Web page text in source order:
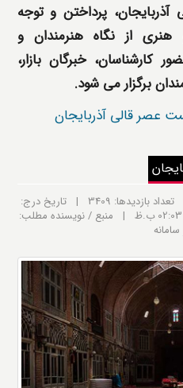
آذربایجان، پرداختن و توجه
از نگاه هنرمندان و
کارشناسان، خبرگان بازار،
برگزار می شود.
عصر قالی آذربایجان
کد مطلب : 93 | تعداد نظرات: 0 | تعداد بازدیدها: 3409 | تاریخ درج:
پنجشنبه, خرداد 17, 1403 | ساعت: 02:03 ب.ظ | منبع / نویسنده مطلب: